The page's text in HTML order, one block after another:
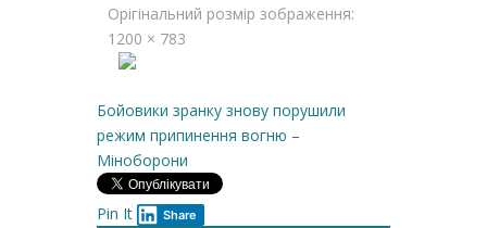
Орігінальний розмір зображення:
1200 × 783
Бойовики зранку знову порушили
режим припинення вогню –
Міноборони
Pin It Share